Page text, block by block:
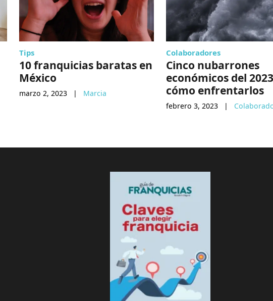
Tips
10 franquicias baratas en
México
marzo 2, 2023 | Marcia
Colaboradores
Cinco nubarrones
económicos del
cómo enfrentarlos
febrero 3, 2023 |